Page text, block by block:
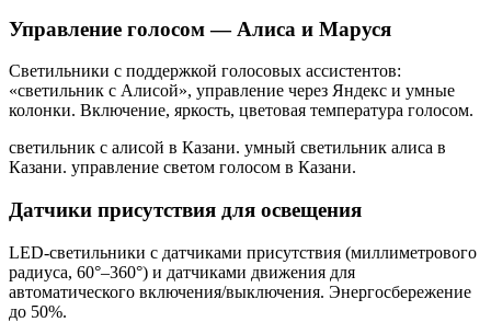
Управление голосом — Алиса и Маруся
Светильники с поддержкой голосовых ассистентов:
«светильник с Алисой», управление через Яндекс и умные
колонки. Включение, яркость, цветовая температура голосом.
светильник с алисой в Казани. умный светильник алиса в
Казани. управление светом голосом в Казани.
Датчики присутствия для освещения
LED-светильники с датчиками присутствия (миллиметрового
радиуса, 60°–360°) и датчиками движения для
автоматического включения/выключения. Энергосбережение
до 50%.